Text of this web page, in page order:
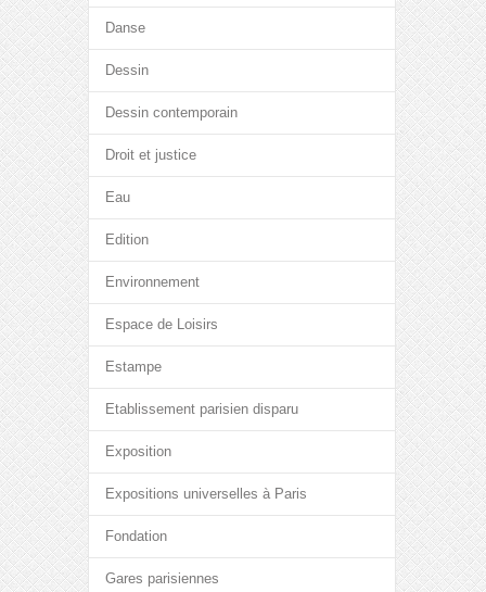
Danse
Dessin
Dessin contemporain
Droit et justice
Eau
Edition
Environnement
Espace de Loisirs
Estampe
Etablissement parisien disparu
Exposition
Expositions universelles à Paris
Fondation
Gares parisiennes